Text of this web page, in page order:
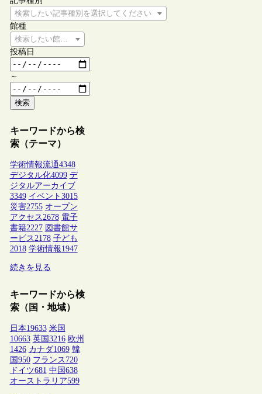
検索したい記事種別を選択してください
館種
検索したい館種を選択してください
投稿日
～
検索
キーワードから検
索（テーマ）
学術情報流通4348
デジタル化4099 デ
ジタルアーカイブ
3349 イベント 3015
災害2755 オープン
アクセス2678 電子
書籍2227 図書館サ
ービス2178 子ども
2018 学術情報1947
続きを見る
キーワードから検
索（国・地域）
日本19633 米国
10663 英国 3216 欧州
1426 カナダ1069 韓
国 950 フランス 720
ドイツ681 中国 638
オーストラリア599